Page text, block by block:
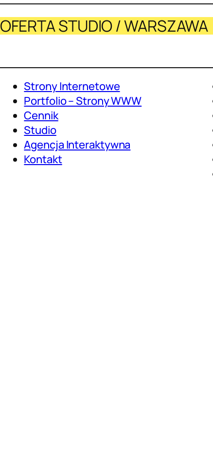
OFERTA STUDIO / WARSZAWA
Strony Internetowe
Portfolio – Strony WWW
Cennik
Studio
Agencja Interaktywna
Kontakt